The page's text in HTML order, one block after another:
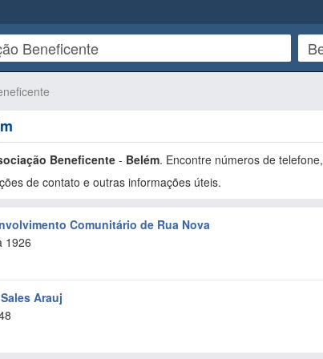
Beneficente- Belém. Encontre números de telefone,
de contato e outras informações úteis.
Comunitário de Rua Nova
1926
Arauj